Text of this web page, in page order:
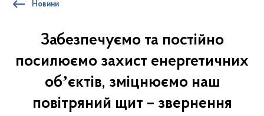
Новини
Забезпечуємо та постійно
посилюємо захист енергетичних
обʼєктів, зміцнюємо наш
повітряний щит – звернення